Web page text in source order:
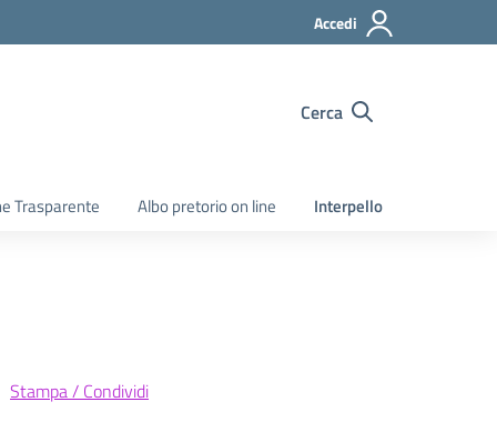
Accedi
Cerca
Trasparente Albo pretorio on line Interpello
Stampa / Condividi